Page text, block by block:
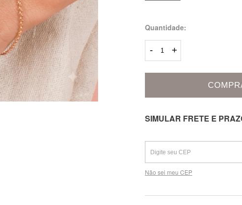
Quantidade:
- +
SIMULAR FRETE E
Não sei meu CEP